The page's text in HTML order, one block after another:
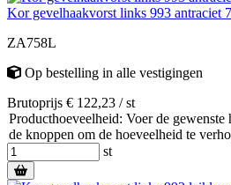
Kor gevelhaakvorst links 993 antraciet
ZA758L
Op bestelling in alle vestigingen
Brutoprijs € 122,23 / st
Producthoeveelheid: Voer de
de knoppen om de hoeveelheid te
st